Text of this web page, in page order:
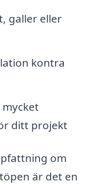
galler eller
kontra
ditt projekt
om
är det en